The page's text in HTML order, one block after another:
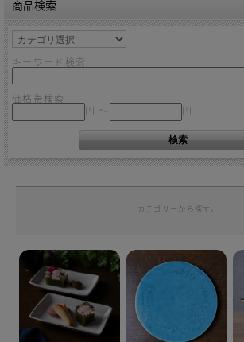
商品検索
キーワード検索
価格帯検索
円 ～
円
カテゴリーから探す。